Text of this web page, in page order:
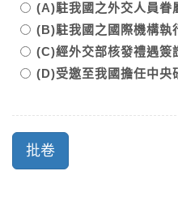
(A)駐我國之外交人員眷
(B)駐我國之國際機構執
(C)經外交部核發禮遇簽
(D)受邀至我國擔任中央